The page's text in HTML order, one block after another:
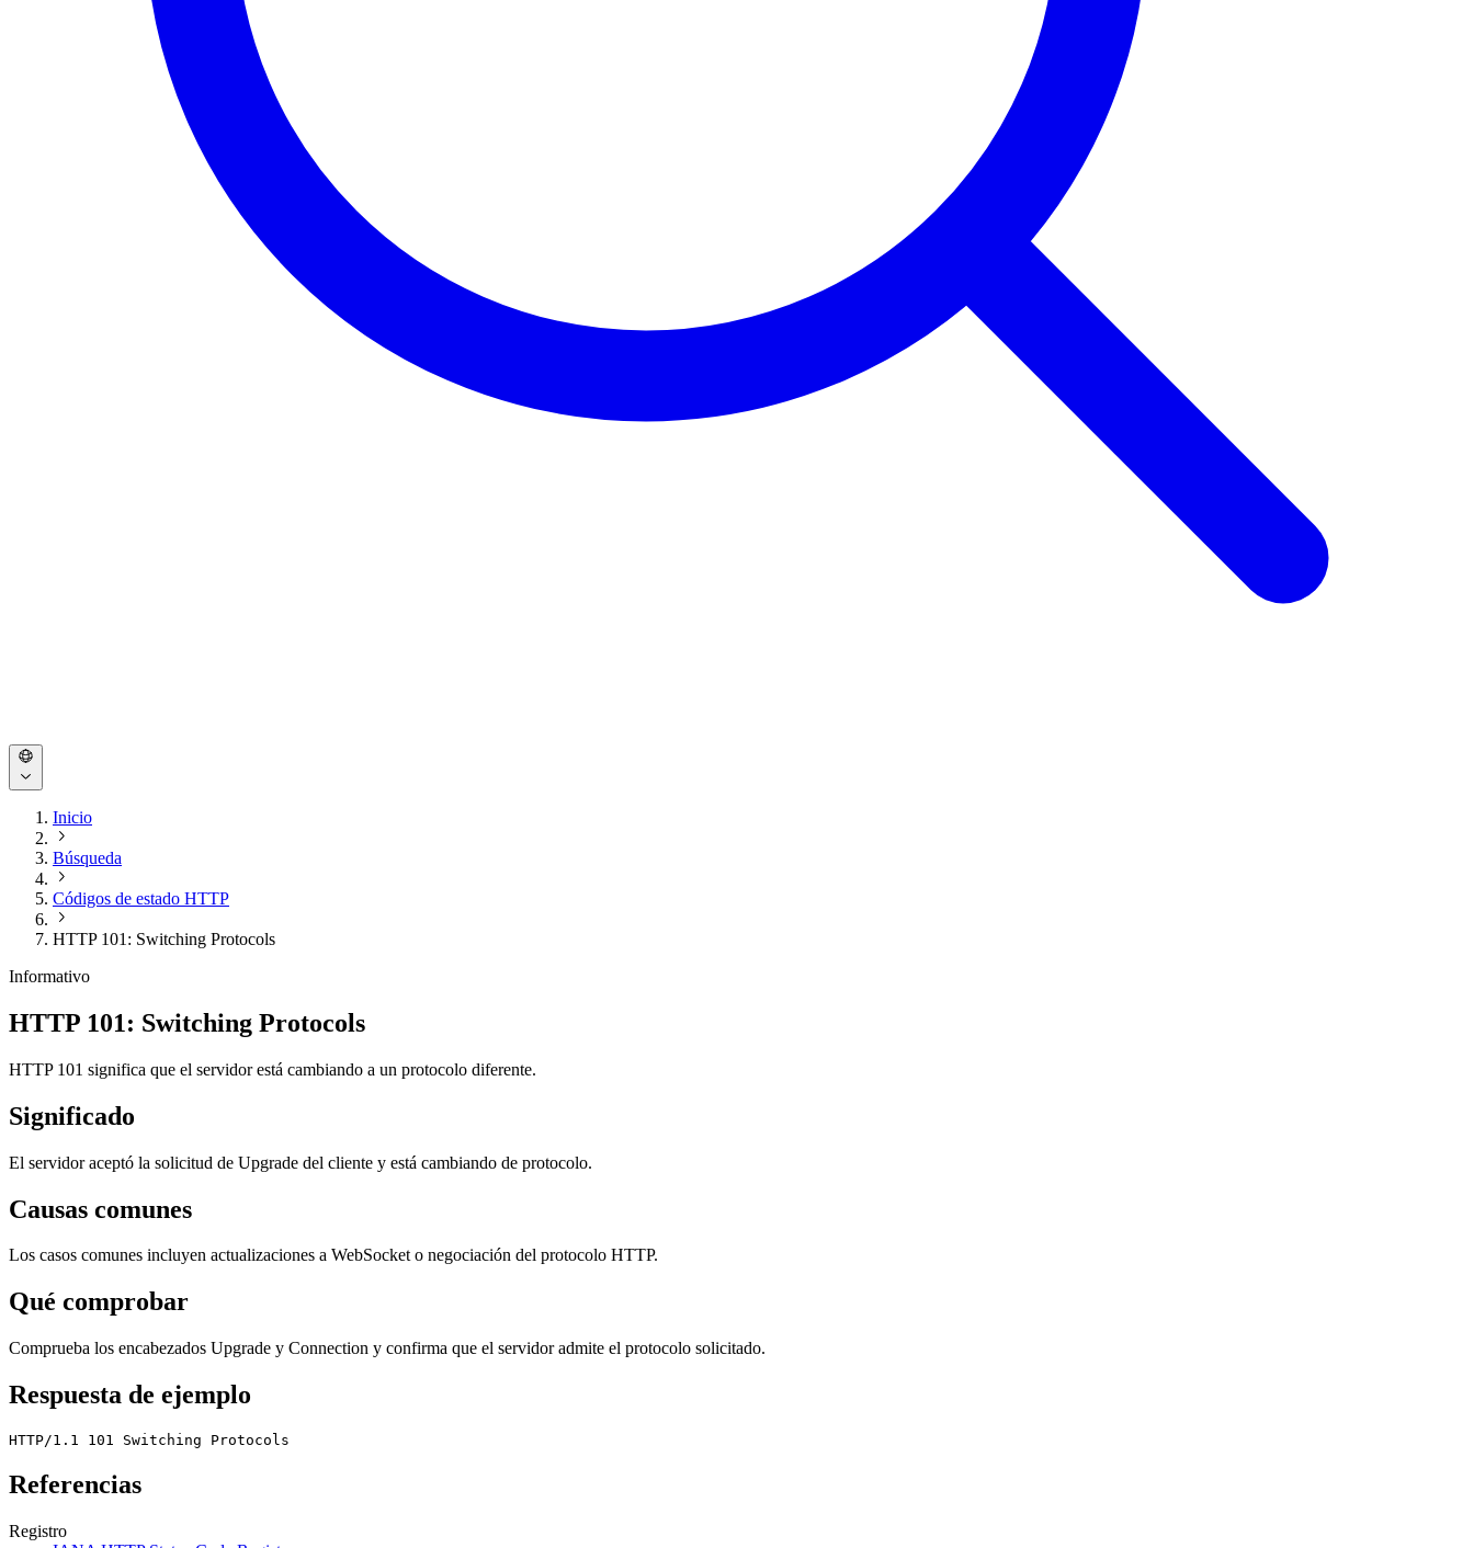
Inicio
Búsqueda
Códigos de estado HTTP
HTTP 101: Switching Protocols
Informativo
HTTP 101: Switching Protocols
HTTP 101 significa que el servidor está cambiando a un protocolo diferente.
Significado
El servidor aceptó la solicitud de Upgrade del cliente y está cambiando de protocolo.
Causas comunes
Los casos comunes incluyen actualizaciones a WebSocket o negociación del protocolo HTTP.
Qué comprobar
Comprueba los encabezados Upgrade y Connection y confirma que el servidor admite el protocolo solicitado.
Respuesta de ejemplo
HTTP/1.1 101 Switching Protocols
Referencias
Registro